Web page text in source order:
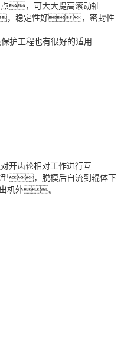
，可大大提高滚动轴
，稳定性好，密封性
工程也有很好的适用
开齿轮相对工作进行互
，脱模后自流到辊体下
出机外。